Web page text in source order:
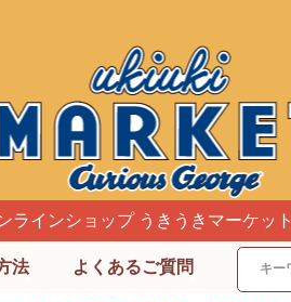
ラインショップ うきうきマーケット
法 よくあるご質問